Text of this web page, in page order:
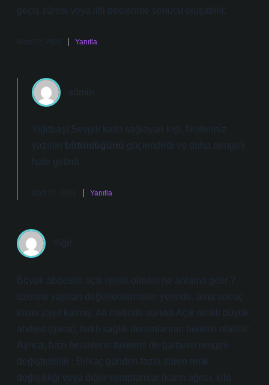
geçiş süresi veya lifli beslenme sonucu oluşabilir.
Mart 22, 2026 Yanıtla
admin
Yiğitbaş! Sevgili katkı sağlayan kişi, fikirleriniz
yazının
bütünlüğünü güçlendirdi ve daha dengeli
hale getirdi.
Mart 22, 2026 Yanıtla
Yiğit
Büyük abdestin açık renkli olması ne anlama gelir ?
üzerine yapılan değerlendirmeler yerinde, ama sonuç
kısmı zayıf kalmış. Alt metinde sürekli Açık renkli büyük
abdest (gaita), farklı sağlık durumlarının belirtisi olabilir:
Ayrıca, bazı besinlerin tüketimi de gaitanın rengini
değiştirebilir : Birkaç günden fazla süren renk
değişikliği veya diğer semptomlar (karın ağrısı, kilo